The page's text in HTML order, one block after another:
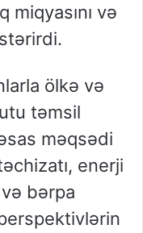
və
ölkə və
təmsil
məqsədi
enerji
və bərpa